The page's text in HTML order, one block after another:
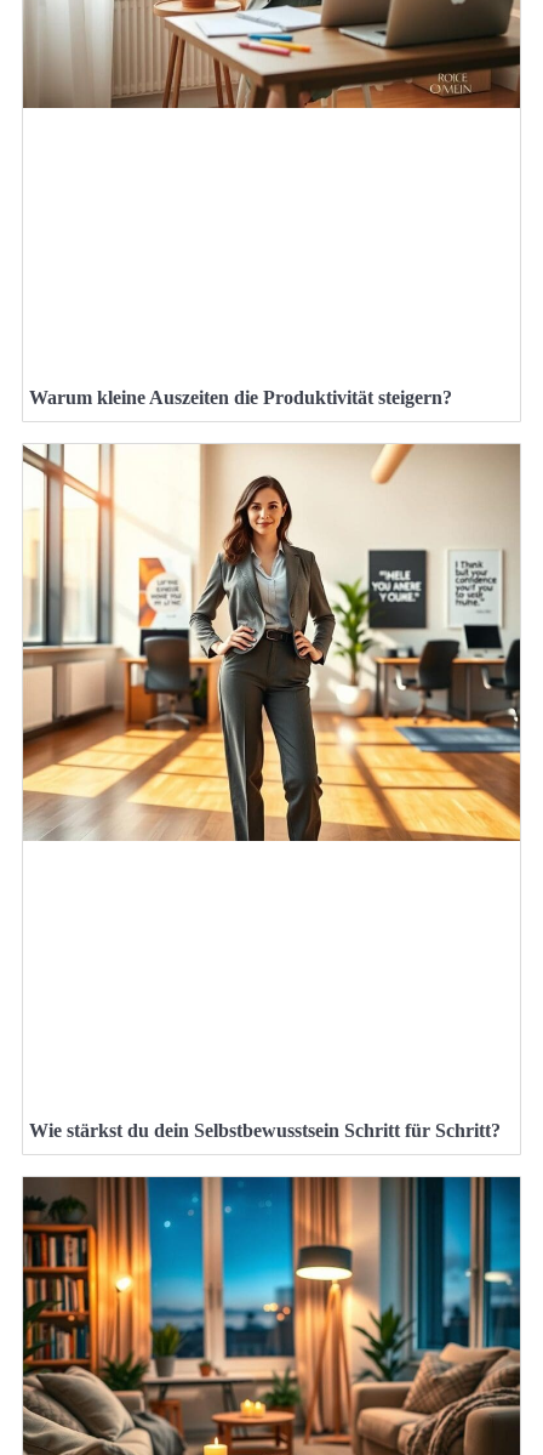
Warum kleine Auszeiten die Produktivität steigern?
Wie stärkst du dein Selbstbewusstsein Schritt für Schritt?